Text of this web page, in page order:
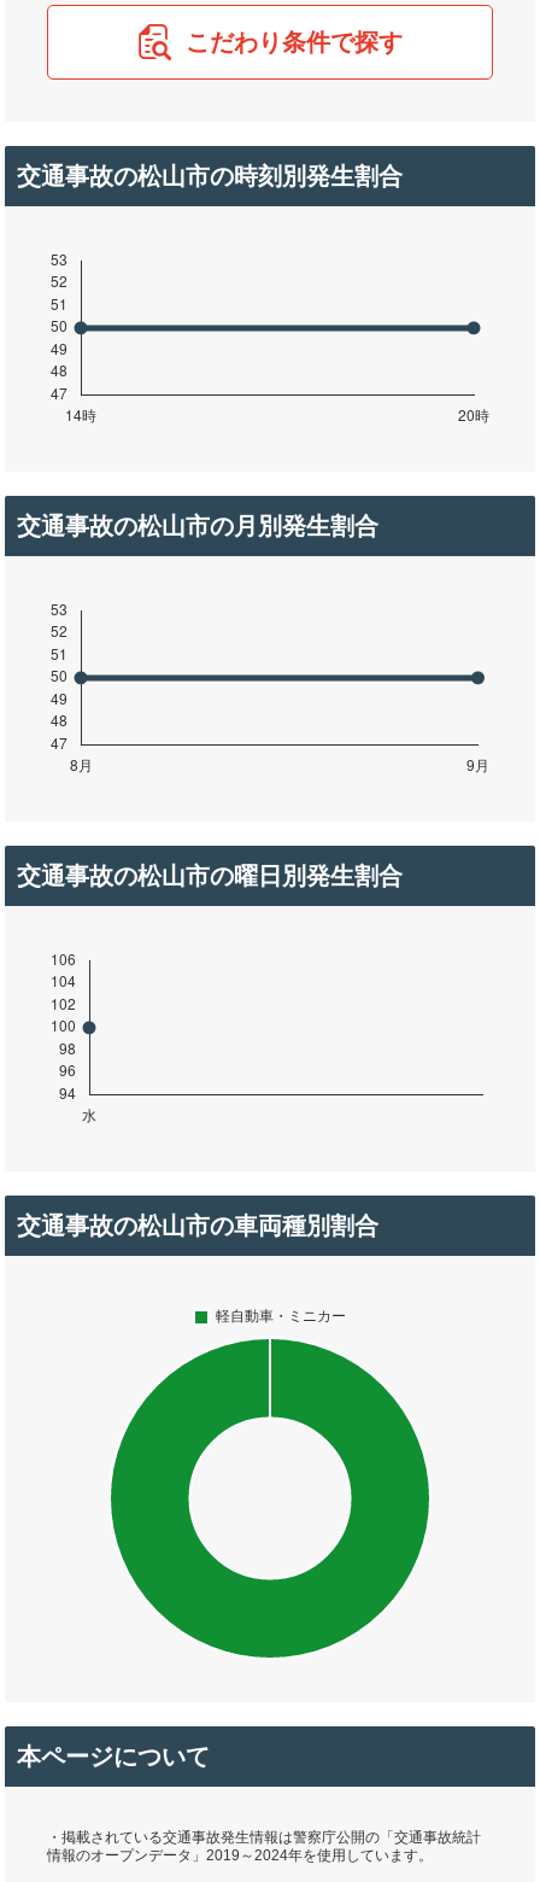
こだわり条件で探す
交通事故の松山市の時刻別発生割合
交通事故の松山市の月別発生割合
交通事故の松山市の曜日別発生割合
交通事故の松山市の車両種別割合
本ページについて
・掲載されている交通事故発生情報は警察庁公開の「交通事故統計
情報のオープンデータ」2019～2024年を使用しています。